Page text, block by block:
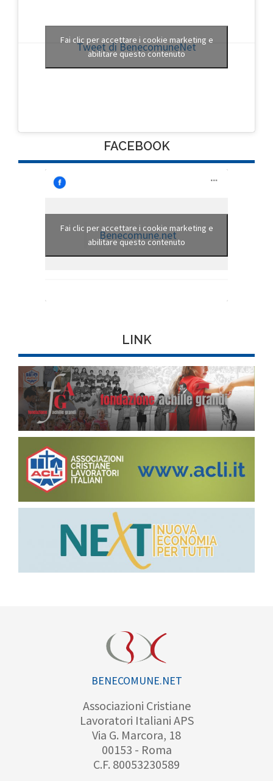
Tweet di BenecomuneNet
Fai clic per accettare i cookie marketing e
abilitare questo contenuto
FACEBOOK
Benecomune.net
Fai clic per accettare i cookie marketing e
abilitare questo contenuto
LINK
BENECOMUNE.NET
Associazioni Cristiane
Lavoratori Italiani APS
Via G. Marcora, 18
00153 - Roma
C.F. 80053230589